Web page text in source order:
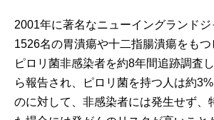
2001年に著名なニューイングランドジ
1526名の胃潰瘍や十二指腸潰瘍をもつ
ピロリ菌非感染者を約8年間追跡調査
ら報告され、ピロリ菌を持つ人は約
のに対して、非感染者には発生せず、